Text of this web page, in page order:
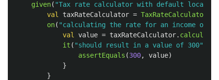
given( "Tax rate calculator with default locale
val
taxRateCalculator = TaxRateCalculator
on( "calculating the rate for an income of
val
value = taxRateCalculator.
it ( "should result in a value of 300"
assertEquals (300, value)
}
}